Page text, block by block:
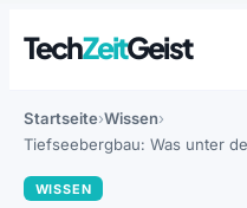
TechZeitGeist
Startseite Wissen
Tiefseebergbau: Was unter
WISSEN